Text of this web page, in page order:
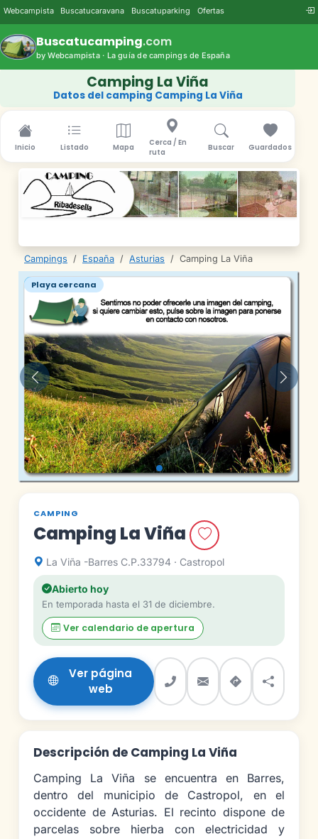
Webcampista Buscatucaravana Buscatuparking Ofertas
Buscatucamping.com
by Webcampista · La guía de campings de España
Camping La Viña
Datos del camping Camping La Viña
Inicio Listado Mapa
Cerca / En
ruta
Buscar Guardados
Campings / España / Asturias / Camping La Viña
Playa cercana
Anterior
CAMPING
Camping La Viña
La Viña -Barres C.P.33794 · Castropol
Abierto hoy
En temporada hasta el 31 de diciembre.
Ver calendario de apertura
Ver página
web
Descripción de Camping La Viña
Camping La Viña se encuentra en Barres,
dentro del municipio de Castropol, en el
occidente de Asturias. El recinto dispone de
parcelas sobre hierba con electricidad y